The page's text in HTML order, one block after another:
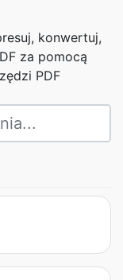
konwertuj,
za pomocą
PDF